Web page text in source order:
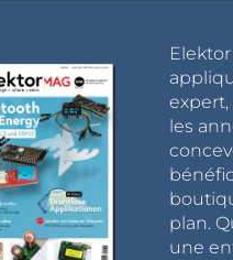
les
plan.
une